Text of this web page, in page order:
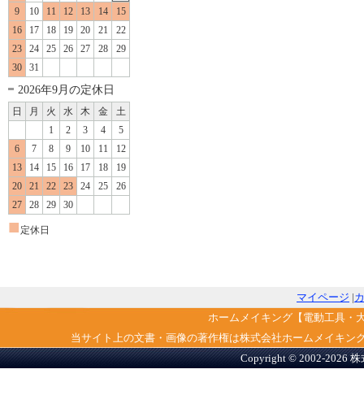
9
10 11 12 13 14
15
16
17 18 19 20 21
22
23
24 25 26 27 28
29
30
31
2026年9月の定休日
日 月 火 水 木 金
土
1
2 3 4
5
6
7 8 9 10 11
12
13
14 15 16 17 18
19
20
21 22 23 24 25
26
27
28 29 30
■ 定休日
マイページ |
ホームメイキング【電動工具・
当サイト上の文書・画像の著作権は株式会社ホームメイキ
Copyright © 2002-2026